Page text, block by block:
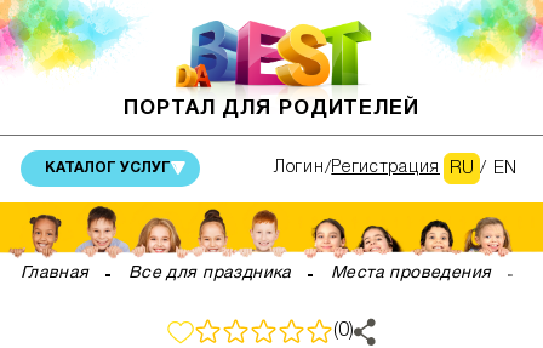
ПОРТАЛ ДЛЯ РОДИТЕЛЕЙ
КАТАЛОГ УСЛУГ RU / EN
Логин Регистрация
Главная Все для праздника Места проведения
(0)